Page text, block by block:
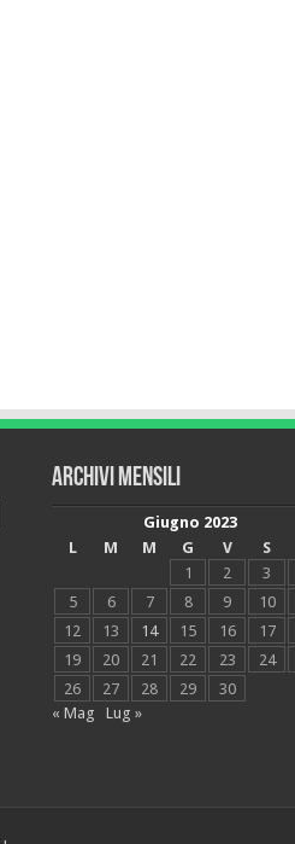
Archivi mensili
Giugno 2023
L
M M G V S
1
2 3
5
6 7 8 9 10
12
13 14 15 16 17
19
20 21 22 23 24
26
27 28 29
30
« Mag
Lug »